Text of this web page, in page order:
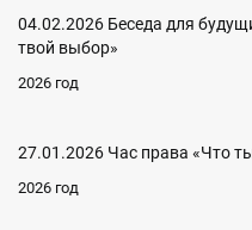
04.02.2026 Беседа для
твой выбор»
2026 год
27.01.2026 Час права «Что
2026 год